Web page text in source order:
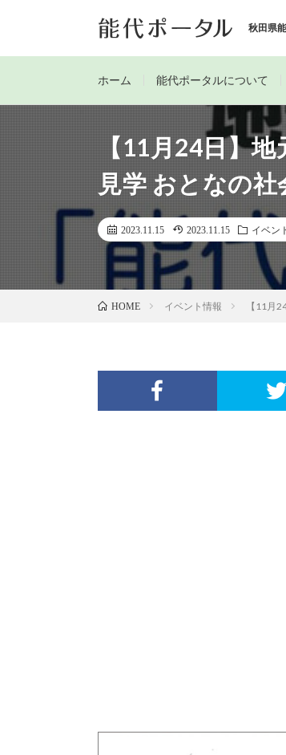
秋田県
ホーム 能代ポータルについて
【11月24日】
見学 おとなの
2023.11.15 2023.11.15 イベン
HOME イベント情報 【11月